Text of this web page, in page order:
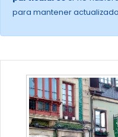
para mantener